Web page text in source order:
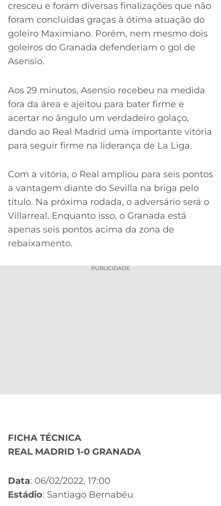
cresceu e foram diversas finalizações que não
foram concluídas graças à ótima atuação do
goleiro Maximiano. Porém, nem mesmo dois
goleiros do Granada defenderiam o gol de
Asensio.
Aos 29 minutos, Asensio recebeu na medida
fora da área e ajeitou para bater firme e
acertar no ângulo um verdadeiro golaço,
dando ao Real Madrid uma importante vitória
para seguir firme na liderança de La Liga.
Com a vitória, o Real ampliou para seis pontos
a vantagem diante do Sevilla na briga pelo
título. Na próxima rodada, o adversário será o
Villarreal. Enquanto isso, o Granada está
apenas seis pontos acima da zona de
rebaixamento.
PUBLICIDADE
FICHA TÉCNICA
REAL MADRID 1-0 GRANADA
Data: 06/02/2022, 17:00
Estádio: Santiago Bernabéu